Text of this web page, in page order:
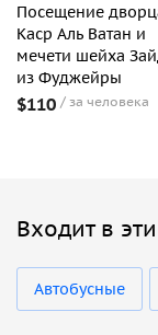
Посещение
Каср Аль Ватан и
мечети шейха
из Фуджейры
$110 за человека
Входит в
Автобусные